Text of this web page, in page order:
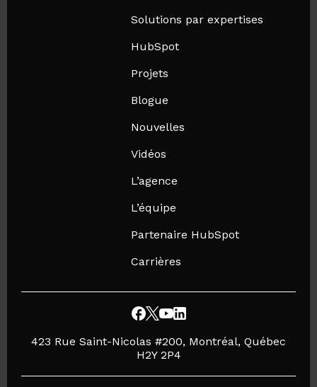
Solutions par expertises
HubSpot
Projets
Blogue
Nouvelles
Vidéos
L’agence
L’équipe
Partenaire HubSpot
Carrières
423 Rue Saint-Nicolas #200, Montréal, Québec
H2Y 2P4